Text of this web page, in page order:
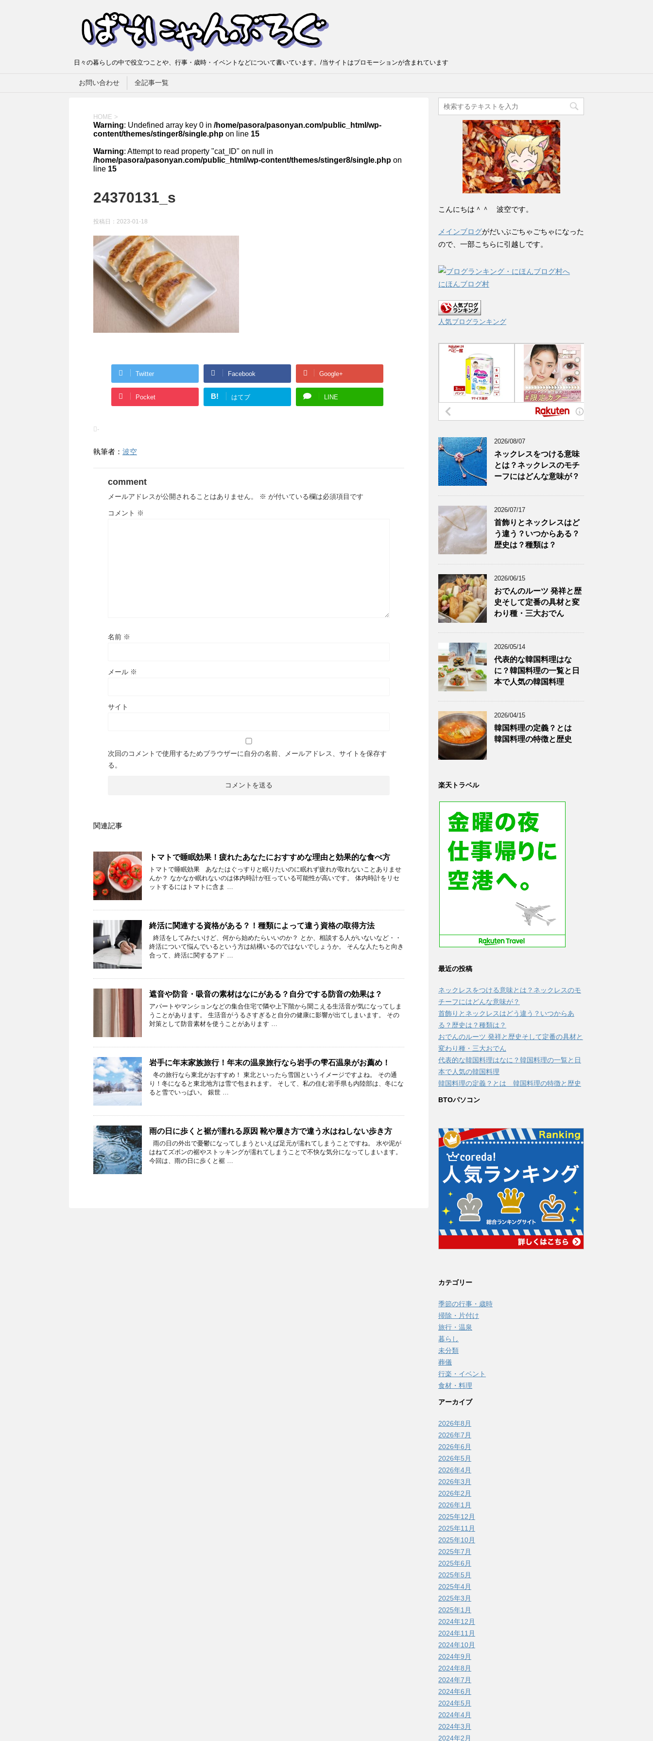
日々の暮らしの中で役立つことや、行事・歳時・イベントなどについて書いています。/当サイトはプロモーションが含まれています
お問い合わせ 全記事一覧
HOME >
Warning: Undefined array key 0 in /home/pasora/pasonyan.com/public_html/wp-
content/themes/stinger8/single.php on line 15
Warning: Attempt to read property "cat_ID" on null in
/home/pasora/pasonyan.com/public_html/wp-content/themes/stinger8/single.php on
line 15
24370131_s
投稿日： 2023-01-18
Twitter Facebook Google+
Pocket B! はてブ LINE
-
執筆者： 波空
comment
メールアドレスが公開されることはありません。 ※ が付いている欄は必須項目です
コメント ※
名前 ※
メール ※
サイト
次回のコメントで使用するためブラウザーに自分の名前、メールアドレス、サイトを保存す
る。
関連記事
トマトで睡眠効果！疲れたあなたにおすすめな理由と効果的な食べ方
トマトで睡眠効果 あなたはぐっすりと眠りたいのに眠れず疲れが取れないことありませ
んか？ なかなか眠れないのは体内時計が狂っている可能性が高いです。 体内時計をリセ
ットするにはトマトに含ま …
終活に関連する資格がある？！種類によって違う資格の取得方法
終活をしてみたいけど、何から始めたらいいのか？ とか、相談する人がいないなど・・
終活について悩んでいるという方は結構いるのではないでしょうか。 そんな人たちと向き
合って、終活に関するアド …
遮音や防音・吸音の素材はなにがある？自分でする防音の効果は？
アパートやマンションなどの集合住宅で隣や上下階から聞こえる生活音が気になってしま
うことがあります。 生活音がうるさすぎると自分の健康に影響が出てしまいます。 その
対策として防音素材を使うことがあります …
岩手に年末家族旅行！年末の温泉旅行なら岩手の雫石温泉がお薦め！
冬の旅行なら東北がおすすめ！ 東北といったら雪国というイメージですよね。 その通
り！冬になると東北地方は雪で包まれます。 そして、私の住む岩手県も内陸部は、冬にな
ると雪でいっぱい。 銀世 …
雨の日に歩くと裾が濡れる原因 靴や履き方で違う水はねしない歩き方
雨の日の外出で憂鬱になってしまうといえば足元が濡れてしまうことですね。 水や泥が
はねてズボンの裾やストッキングが濡れてしまうことで不快な気分になってしまいます。
今回は、雨の日に歩くと裾 …
こんにちは＾＾ 波空です。
メインブログがだいぶごちゃごちゃになった
ので、一部こちらに引越しです。
にほんブログ村
人気ブログランキング
2026/08/07
ネックレスをつける意味
とは？ネックレスのモチ
ーフにはどんな意味が？
2026/07/17
首飾りとネックレスはど
う違う？いつからある？
歴史は？種類は？
2026/06/15
おでんのルーツ 発祥と歴
史そして定番の具材と変
わり種・三大おでん
2026/05/14
代表的な韓国料理はな
に？韓国料理の一覧と日
本で人気の韓国料理
2026/04/15
韓国料理の定義？とは
韓国料理の特徴と歴史
楽天トラベル
最近の投稿
ネックレスをつける意味とは？ネックレスのモ
チーフにはどんな意味が？
首飾りとネックレスはどう違う？いつからあ
る？歴史は？種類は？
おでんのルーツ 発祥と歴史そして定番の具材と
変わり種・三大おでん
代表的な韓国料理はなに？韓国料理の一覧と日
本で人気の韓国料理
韓国料理の定義？とは 韓国料理の特徴と歴史
BTOパソコン
カテゴリー
季節の行事・歳時
掃除・片付け
旅行・温泉
暮らし
未分類
葬儀
行楽・イベント
食材・料理
アーカイブ
2026年8月
2026年7月
2026年6月
2026年5月
2026年4月
2026年3月
2026年2月
2026年1月
2025年12月
2025年11月
2025年10月
2025年7月
2025年6月
2025年5月
2025年4月
2025年3月
2025年1月
2024年12月
2024年11月
2024年10月
2024年9月
2024年8月
2024年7月
2024年6月
2024年5月
2024年4月
2024年3月
2024年2月